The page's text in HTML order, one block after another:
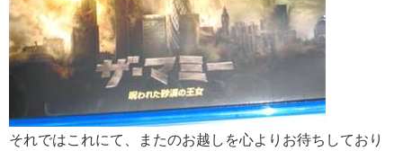
それではこれにて、またのお越しを心よりお待ちしており